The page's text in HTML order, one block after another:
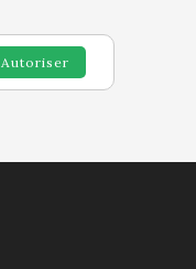
Autoriser